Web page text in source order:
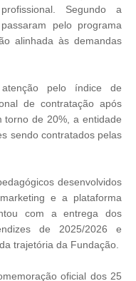
Segundo a
pelo programa
alinhada às demandas
pelo índice de
de contratação após
torno de 20%, a entidade
sendo contratados pelas
desenvolvidos
e a plataforma
com a entrega dos
de 2025/2026 e
trajetória da Fundação.
oficial dos 25